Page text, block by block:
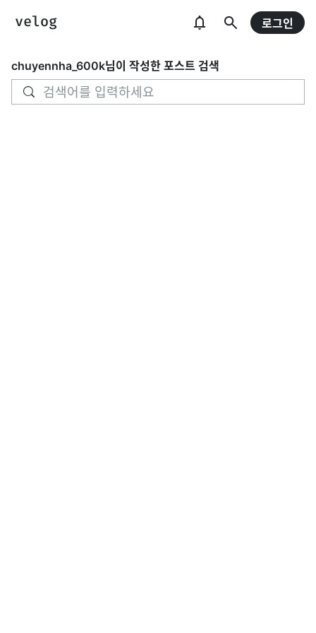
로그인
chuyennha_600k님이 작성한 포스트 검색